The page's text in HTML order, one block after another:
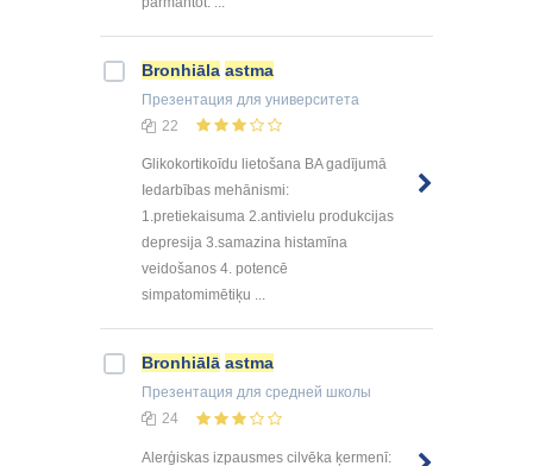
Bronhiāla astma
Презентация для университета
22
Glikokortikoīdu lietošana BA gadījumā
Iedarbības mehānismi:
1.pretiekaisuma 2.antivielu produkcijas
depresija 3.samazina histamīna
veidošanos 4. potencē
simpatomimētiķu ...
Bronhiālā astma
Презентация для средней школы
24
Alerģiskas izpausmes cilvēka ķermenī: